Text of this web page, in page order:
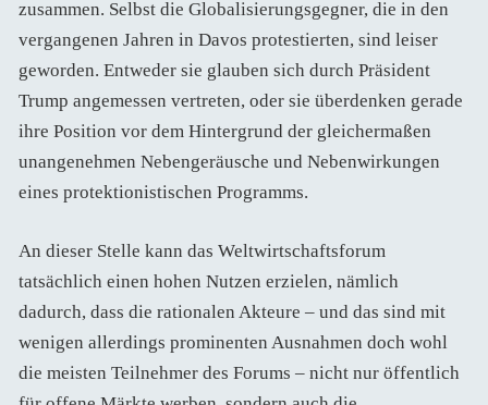
zusammen. Selbst die Globalisierungsgegner, die in den
vergangenen Jahren in Davos protestierten, sind leiser
geworden. Entweder sie glauben sich durch Präsident
Trump angemessen vertreten, oder sie überdenken gerade
ihre Position vor dem Hintergrund der gleichermaßen
unangenehmen Nebengeräusche und Nebenwirkungen
eines protektionistischen Programms.
An dieser Stelle kann das Weltwirtschaftsforum
tatsächlich einen hohen Nutzen erzielen, nämlich
dadurch, dass die rationalen Akteure – und das sind mit
wenigen allerdings prominenten Ausnahmen doch wohl
die meisten Teilnehmer des Forums – nicht nur öffentlich